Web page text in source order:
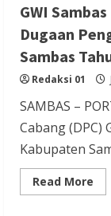
GWI
Dugaan
Sambas
Redaksi 01
SAMBAS –
Cabang (DPC)
Kabupaten
Read More